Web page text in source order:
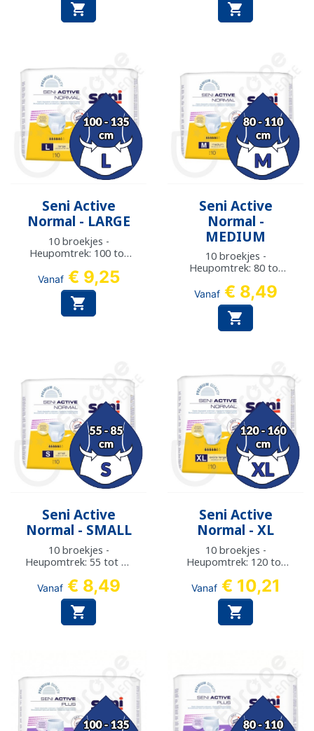
 
Seni Active
Normal - LARGE
10 broekjes -
Heupomtrek: 100 tot
Vanaf € 9,25

Seni Active
Normal -
MEDIUM
10 broekjes -
Heupomtrek: 80 tot
Vanaf € 8,49

Seni Active
Normal - SMALL
10 broekjes -
Heupomtrek: 55 tot 85
Vanaf € 8,49

Seni Active
Normal - XL
10 broekjes -
Heupomtrek: 120 tot
Vanaf € 10,21
